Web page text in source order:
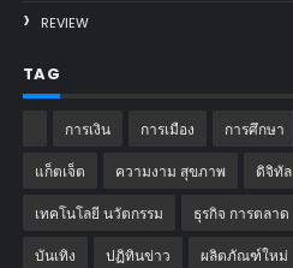
REVIEW
TAG
การเงิน การเมือง การศึกษา
แก็ตเจ็ต ความงาม สุขภาพ ดิจิทัล
เทคโนโลยี นวัตกรรม ธุรกิจ การตลาด
บันเทิง ปฏิทินข่าว ผลิตภัณฑ์ใหม่